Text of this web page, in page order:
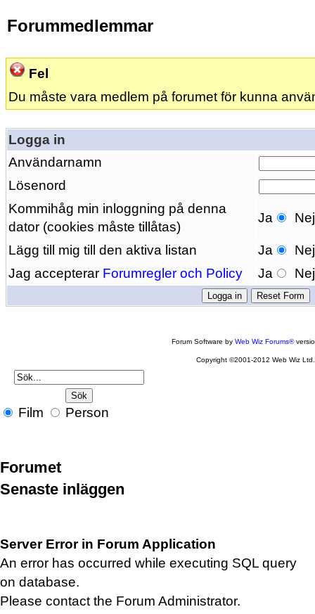
Forummedlemmar
Fel
Du måste vara medlem på forumet för kunna
Logga in
Användarnamn
Lösenord
Kommihåg min inloggning på denna
dator (cookies måste tillåtas)
Ja Nej
Lägg till mig till den aktiva listan Ja
Nej
Jag accepterar Forumregler och Policy Ja Nej
Forum Software byWeb Wiz Forums®
Copyright ©2001-2012 Web Wiz Ltd.
Film Person
Forumet
Senaste inläggen
Server Error in Forum Application
An error has occurred while executing SQL query
on database.
Please contact the Forum Administrator.